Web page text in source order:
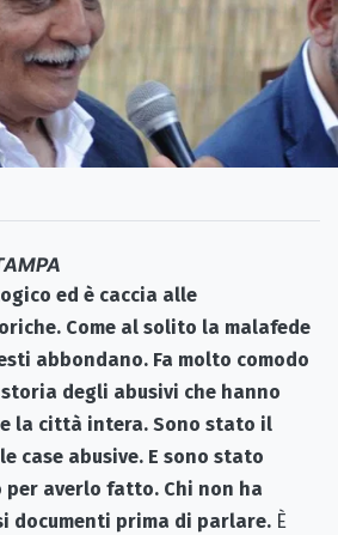
ed è caccia alle
Come al solito la malafede
abbondano. Fa molto comodo
degli abusivi che hanno
la città intera. Sono stato il
case abusive. E sono stato
per averlo fatto. Chi non ha
documenti prima di parlare. È